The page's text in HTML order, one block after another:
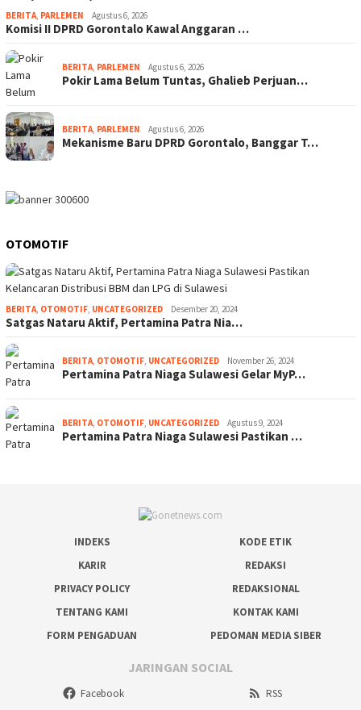
BERITA PARLEMEN Agustus 6, 2026
Komisi II DPRD Gorontalo Kawal Anggaran …
BERITA PARLEMEN Agustus 6, 2026
Pokir Lama Belum Tuntas, Ghalieb Perjuan…
BERITA PARLEMEN Agustus 6, 2026
Mekanisme Baru DPRD Gorontalo, Banggar T…
OTOMOTIF
BERITA OTOMOTIF UNCATEGORIZED Desember 20, 2024
Satgas Nataru Aktif, Pertamina Patra Nia…
BERITA OTOMOTIF UNCATEGORIZED November 26, 2024
Pertamina Patra Niaga Sulawesi Gelar MyP…
BERITA OTOMOTIF UNCATEGORIZED Agustus 9, 2024
Pertamina Patra Niaga Sulawesi Pastikan …
INDEKS
KODE ETIK
KARIR
REDAKSI
PRIVACY POLICY
REDAKSIONAL
TENTANG KAMI
KONTAK KAMI
FORM PENGADUAN
PEDOMAN MEDIA SIBER
JARINGAN SOCIAL
Facebook RSS